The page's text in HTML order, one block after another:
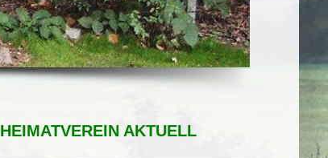
HEIMATVEREIN AKTUELL